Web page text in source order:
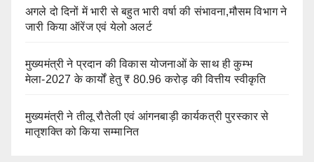
अगले दो दिनों में भारी से बहुत भारी वर्षा की संभावना,मौसम विभाग ने
जारी किया ऑरेंज एवं येलो अलर्ट
मुख्यमंत्री ने प्रदान की विकास योजनाओं के साथ ही कुम्भ
मेला-2027 के कार्यों हेतु ₹ 80.96 करोड़ की वित्तीय स्वीकृति
मुख्यमंत्री ने तीलू रौतेली एवं आंगनबाड़ी कार्यकत्री पुरस्कार से
मातृशक्ति को किया सम्मानित